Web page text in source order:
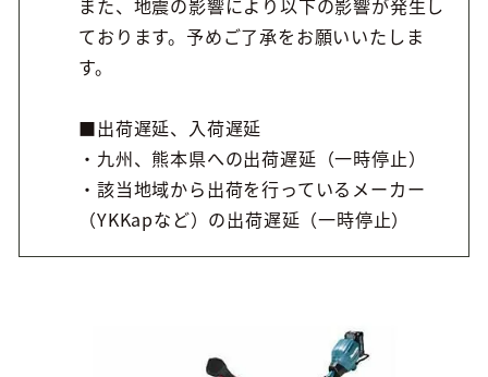
また、地震の影響により以下の影響が発生し
ております。予めご了承をお願いいたしま
す。
■出荷遅延、入荷遅延
・九州、熊本県への出荷遅延（一時停止）
・該当地域から出荷を行っているメーカー
（YKKapなど）の出荷遅延（一時停止）